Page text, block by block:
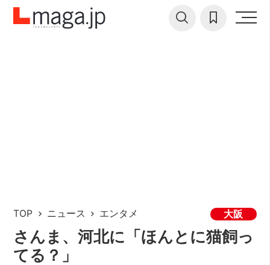
TOP ニュース エンタメ 大阪
さんま、河北に「ほんとに猫飼っ
てる？」